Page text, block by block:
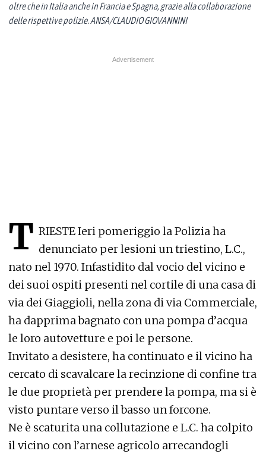
oltre che in Italia anche in Francia e Spagna, grazie alla collaborazione
delle rispettive polizie. ANSA/CLAUDIO GIOVANNINI
T RIESTE Ieri pomeriggio la Polizia ha
denunciato per lesioni un triestino, L.C.,
nato nel 1970. Infastidito dal vocio del vicino e
dei suoi ospiti presenti nel cortile di una casa di
via dei Giaggioli, nella zona di via Commerciale,
ha dapprima bagnato con una pompa d’acqua
le loro autovetture e poi le persone.
Invitato a desistere, ha continuato e il vicino ha
cercato di scavalcare la recinzione di confine tra
le due proprietà per prendere la pompa, ma si è
visto puntare verso il basso un forcone.
Ne è scaturita una collutazione e L.C. ha colpito
il vicino con l’arnese agricolo arrecandogli